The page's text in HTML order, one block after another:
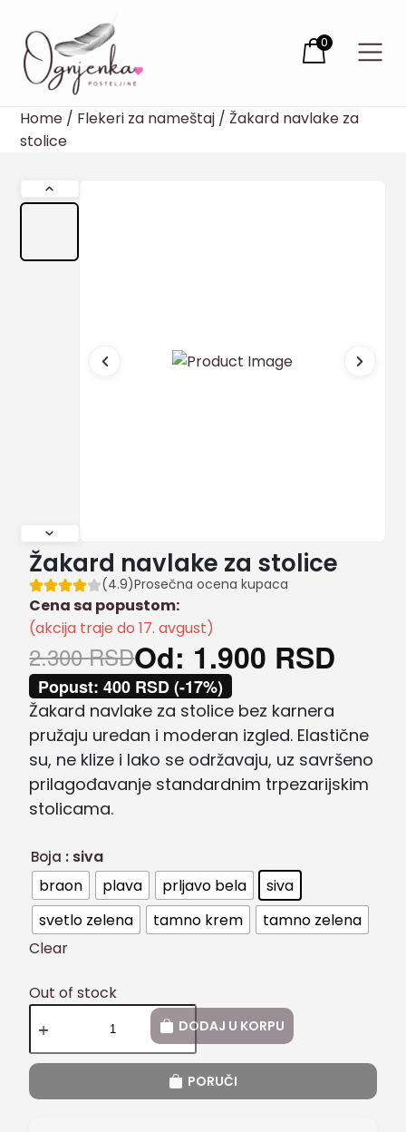
0
Home / Flekeri za nameštaj / Žakard navlake za
stolice
Žakard navlake za stolice
(4.9)Prosečna ocena kupaca
Cena sa popustom:
(akcija traje do 17. avgust)
2.300RSDOd: 1.900 RSD
Popust:400 RSD (-17%)
Žakard navlake za stolice bez karnera
pružaju uredan i moderan izgled. Elastične
su, ne klize i lako se održavaju, uz savršeno
prilagođavanje standardnim trpezarijskim
stolicama.
Boja : siva
braon
plava prljavo bela
siva
svetlo zelena
tamno krem
tamno zelena
Clear
Out of stock
DODAJ U KORPU
PORUČI